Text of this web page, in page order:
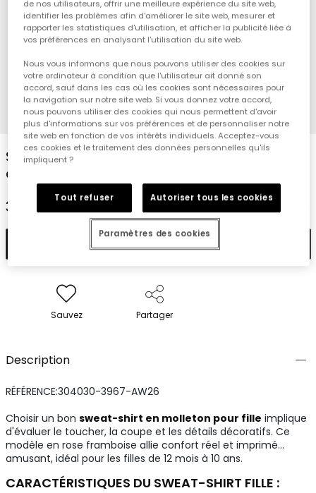
1 2 3 4
Sweat-shirt en molleton fille fraise à
capuche imprimée
35,95 €
Ajouter
Sauvez Partager
Description
RÉFÉRENCE:304030-3967-AW26
Choisir un bon sweat-shirt en molleton pour fille implique
d'évaluer le toucher, la coupe et les détails décoratifs. Ce
modèle en rose framboise allie confort réel et imprimé
amusant, idéal pour les filles de 12 mois à 10 ans.
CARACTÉRISTIQUES DU SWEAT-SHIRT FILLE :
de nos utilisateurs, offrir une meilleure expérience du site web,
identifier les problèmes afin d'améliorer le site web, mesurer et
rapporter les statistiques d'utilisation, et afficher la publicité liée à
vos préférences en analysant l'utilisation du site web.
Nous vous informons que nous pouvons utiliser des cookies sur
votre ordinateur à condition que l'utilisateur ait donné son
accord, sauf dans les cas où les cookies sont nécessaires pour
la navigation sur notre site web. Si vous donnez votre accord,
nous pouvons utiliser des cookies qui nous permettent d'avoir
plus d'informations sur vos préférences et de personnaliser notre
site web en fonction de vos intérêts individuels. Acceptez-vous
ces cookies et le traitement des données personnelles qu'ils
impliquent ?
Tout refuser Autoriser tous les cookies
Paramètres des cookies